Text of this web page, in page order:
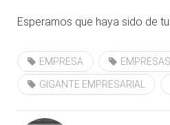
Esperamos que haya sido de tu
EMPRESA
GIGANTE EMPRESARIAL